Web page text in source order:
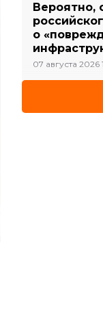
Вероятно,
о
07 августа 2026